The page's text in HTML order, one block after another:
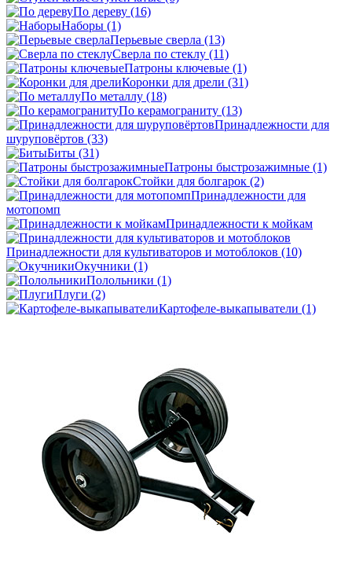
По дереву (16)
Наборы (1)
Перьевые сверла (13)
Сверла по стеклу (11)
Патроны ключевые (1)
Коронки для дрели (31)
По металлу (18)
По керамограниту (13)
Принадлежности для
шуруповёртов (33)
Биты (31)
Патроны быстрозажимные (1)
Стойки для болгарок (2)
Принадлежности для
мотопомп
Принадлежности к мойкам
Принадлежности для культиваторов и мотоблоков (10)
Окучники (1)
Полольники (1)
Плуги (2)
Картофеле-выкапыватели (1)